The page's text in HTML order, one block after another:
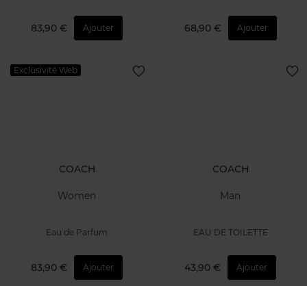
83,90 € Ajouter 68,90 € Ajouter
Exclusivité Web
COACH
Women
Eau de Parfum
83,90 € Ajouter
COACH
Man
EAU DE TOILETTE
43,90 € Ajouter